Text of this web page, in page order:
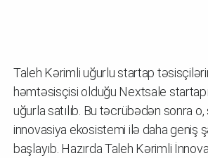
Taleh Kərimli uğurlu startap
həmtəsisçisi olduğu Nextsale
uğurla satılıb. Bu təcrübədən sonra
innovasiya ekosistemi ilə daha geniş
başlayıb. Hazırda Taleh Kərimli